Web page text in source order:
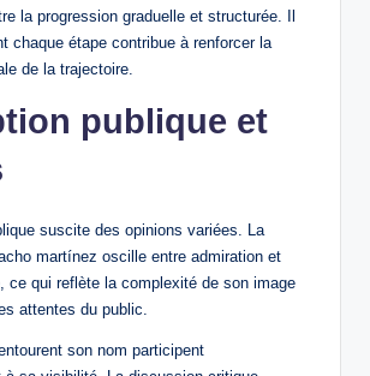
la progression graduelle et structurée. Il
chaque étape contribue à renforcer la
de la trajectoire.
publique et
suscite des opinions variées. La
martínez oscille entre admiration et
ce qui reflète la complexité de son image
attentes du public.
son nom participent